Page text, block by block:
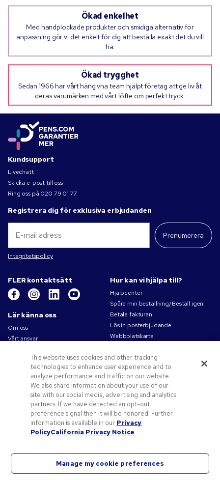
Ökad enkelhet
Med handplockade produkter och smidiga alternativ för
anpassning gör vi det enkelt för dig att beställa exakt det du vill
ha.
Ökad trygghet
Sedan 1966 har vårt hängivna team hjälpt företag att ge liv åt
deras varumärken med vårt löfte om perfekt tryck.
Kundsupport
Livechatt
Skicka e-post till oss
Ring oss på 020 79 01 77
Registrera dig för exklusiva erbjudanden
Prenumerera
Integritetspolicy
FLER kontaktsätt
Lär känna oss
Om oss
Vårt ansvar
Försäljningsvillkor
Karriärer på Pens.com
Erbjudanden och resurser
Profilprodukter
Kampanjkoder och kuponger
Konstverk tips
Hur kan vi hjälpa till?
Hjälpcenter
Spåra min beställning/Beställ igen
Betala fakturan
Lös in posterbjudande
Webbplatskarta
This website uses cookies and other tracking
technologies to enhance user experience and to
analyze performance and traffic on our website.
We also share information about your use of our
site with our social media, advertising and analytics
partners. If we have detected an opt-out
preference signal then it will be honored. Further
information is available in our Privacy
PolicyCalifornia Privacy Notice
Manage my cookie preferences